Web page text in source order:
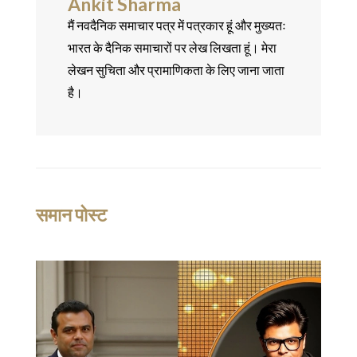
मैं नवदैनिक समाचार पत्र में पत्रकार हूं और मुख्यतः
भारत के दैनिक समाचारों पर लेख लिखता हूं। मेरा
लेखन सुचिता और प्रामाणिकता के लिए जाना जाता
है।
समान पोस्ट